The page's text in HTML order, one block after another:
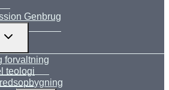
Genbrug
Skift
forvaltning
teologi